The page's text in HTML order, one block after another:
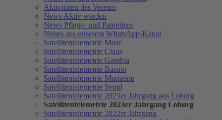
Aktivitäten des Vereins
News Aktiv werden
News Pflege- und Patentiere
Neues aus unserem WhatsApp-Kanal
Satellitentelemetrie Mose
Satellitentelemetrie Claus
Satellitentelemetrie Gambia
Satellitentelemetrie Basuto
Satellitentelemetrie Marianne
Satellitentelemetrie Seppl
Satellitentelemetrie 2025er Jahrgang aus Loburg
Satellitentelemetrie 2023er Jahrgang Loburg
Satellitentelemetrie 2022er Jahrgang